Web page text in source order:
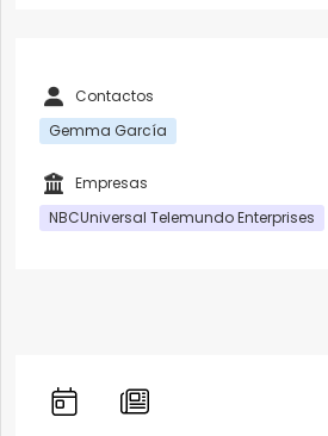
Contactos
Gemma García
Empresas
NBCUniversal Telemundo Enterprises